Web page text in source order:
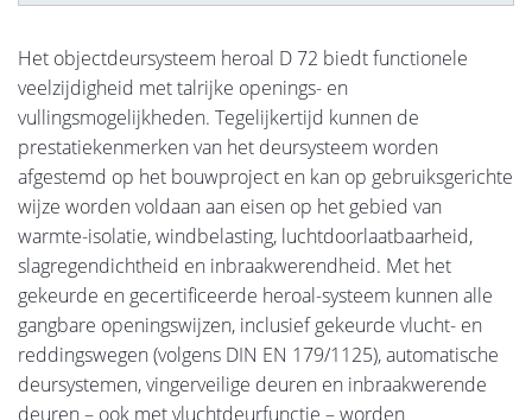
Het objectdeursysteem heroal D 72 biedt functionele
veelzijdigheid met talrijke openings- en
vullingsmogelijkheden. Tegelijkertijd kunnen de
prestatiekenmerken van het deursysteem worden
afgestemd op het bouwproject en kan op gebruiksgerichte
wijze worden voldaan aan eisen op het gebied van
warmte-isolatie, windbelasting, luchtdoorlaatbaarheid,
slagregendichtheid en inbraakwerendheid. Met het
gekeurde en gecertificeerde heroal-systeem kunnen alle
gangbare openingswijzen, inclusief gekeurde vlucht- en
reddingswegen (volgens DIN EN 179/1125), automatische
deursystemen, vingerveilige deuren en inbraakwerende
deuren – ook met vluchtdeurfunctie – worden